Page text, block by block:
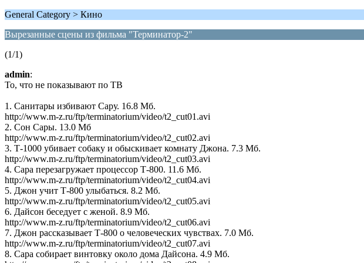
General Category > Кино
Вырезанные сцены из фильма "Терминатор-2"
(1/1)
admin:
То, что не показывают по ТВ
1. Санитары избивают Сару. 16.8 Мб.
http://www.m-z.ru/ftp/terminatorium/video/t2_cut01.avi
2. Сон Сары. 13.0 Мб
http://www.m-z.ru/ftp/terminatorium/video/t2_cut02.avi
3. Т-1000 убивает собаку и обыскивает комнату Джона. 7.3 Мб.
http://www.m-z.ru/ftp/terminatorium/video/t2_cut03.avi
4. Сара перезагружает процессор Т-800. 11.6 Мб.
http://www.m-z.ru/ftp/terminatorium/video/t2_cut04.avi
5. Джон учит Т-800 улыбаться. 8.2 Мб.
http://www.m-z.ru/ftp/terminatorium/video/t2_cut05.avi
6. Дайсон беседует с женой. 8.9 Мб.
http://www.m-z.ru/ftp/terminatorium/video/t2_cut06.avi
7. Джон рассказывает Т-800 о человеческих чувствах. 7.0 Мб.
http://www.m-z.ru/ftp/terminatorium/video/t2_cut07.avi
8. Сара собирает винтовку около дома Дайсона. 4.9 Мб.